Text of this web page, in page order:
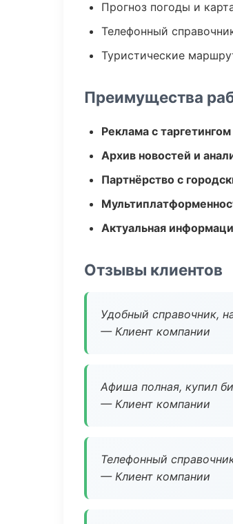
Прогноз погоды и
Телефонный
Туристические
Преимущества
Реклама с
Архив новостей и
Партнёрство с
Актуальная
Отзывы клиентов
Удобный справочник,
— Клиент компании
Афиша полная, купил
— Клиент компании
Телефонный
— Клиент компании